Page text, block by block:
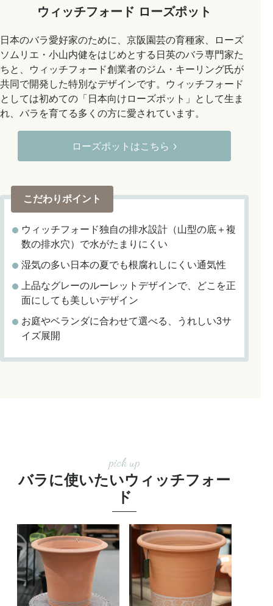
ウィッチフォード ローズポット
日本のバラ愛好家のために、京阪園芸の育種家、ローズ
ソムリエ・小山内健をはじめとする日英のバラ専門家た
ちと、ウィッチフォード創業者のジム・キーリング氏が
共同で開発した特別なデザインです。ウィッチフォード
としては初めての「日本向けローズポット」として生ま
れ、バラを育てる多くの方に愛されています。
ローズポットはこちら
こだわりポイント
ウィッチフォード独自の排水設計（山型の底＋複
数の排水穴）で水がたまりにくい
湿気の多い日本の夏でも根腐れしにくい通気性
上品なグレーのルーレットデザインで、どこを正
面にしても美しいデザイン
お庭やベランダに合わせて選べる、うれしい3サ
イズ展開
pick up
バラに使いたいウィッチフォー
ド